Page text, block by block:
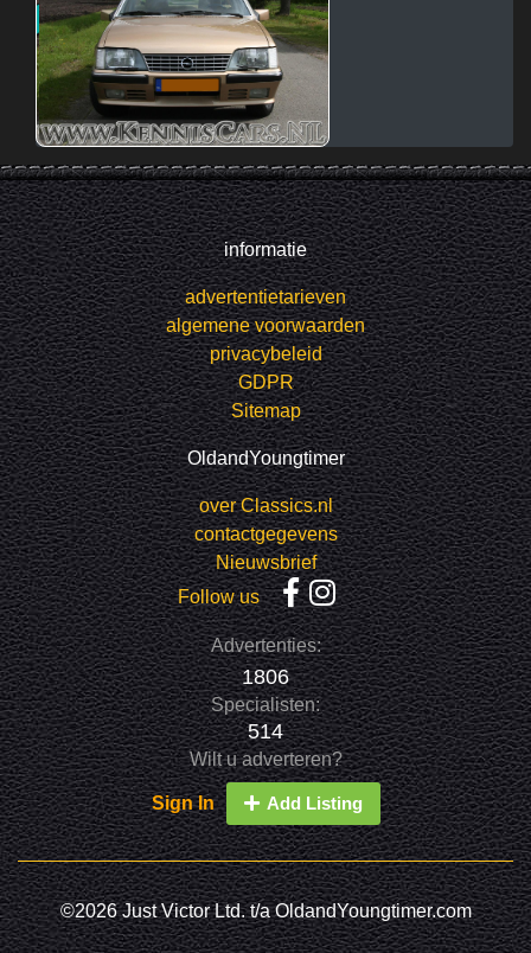
informatie
advertentietarieven
algemene voorwaarden
privacybeleid
GDPR
Sitemap
OldandYoungtimer
over Classics.nl
contactgegevens
Nieuwsbrief
Follow us
Advertenties:
1806
Specialisten:
514
Wilt u adverteren?
Sign In Add Listing
©2026 Just Victor Ltd. t/a OldandYoungtimer.com